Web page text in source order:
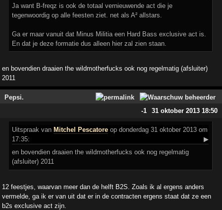
Ja want B-freqz is ook de totaal vernieuwende act die je
tegenwoordig op alle feesten ziet. net als A² allstars.
Ga er maar vanuit dat Minus Militia een Hard Bass exclusive act is.
En dat je deze formatie dus alleen hier zal zien staan.
en bovendien draaien the wildmotherfucks ook nog regelmatig (afsluiter)
2011
Pepsi.
-1
31 oktober 2013 18:50
Uitspraak van Mitchel Pescatore op donderdag 31 oktober 2013 om
17:35:
▶
en bovendien draaien the wildmotherfucks ook nog regelmatig
(afsluiter) 2011
12 feestjes, waarvan meer dan de helft B2S. Zoals ik al ergens anders
vermelde, ga ik er van uit dat er in de contracten ergens staat dat ze een
b2s exclusive act zijn.